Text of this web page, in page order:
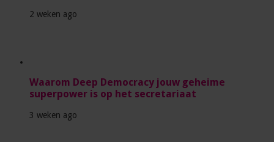
2 weken ago
Waarom Deep Democracy jouw geheime
superpower is op het secretariaat
3 weken ago